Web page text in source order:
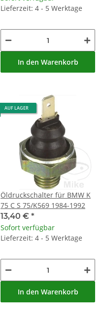
Lieferzeit: 4 - 5 Werktage
In den Warenkorb
AUF LAGER
Öldruckschalter für BMW K
75 C S 75/K569 1984-1992
13,40 € *
Sofort verfügbar
Lieferzeit: 4 - 5 Werktage
In den Warenkorb